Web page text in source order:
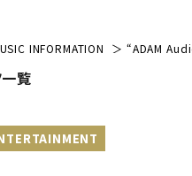
INFORMATION “ADAM
覧